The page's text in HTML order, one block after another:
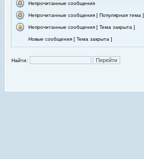
Непрочитанные сообщения
Непрочитанные сообщения [ Популярная тема ]
Непрочитанные сообщения [ Тема закрыта ]
Новые сообщения [ Тема закрыта ]
Найти: